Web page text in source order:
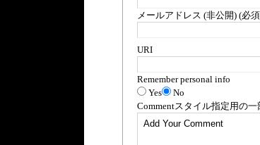
メールアドレス (非公開) (必
URI
Remember personal info
Yes
No
Commentスタイル指定用の一